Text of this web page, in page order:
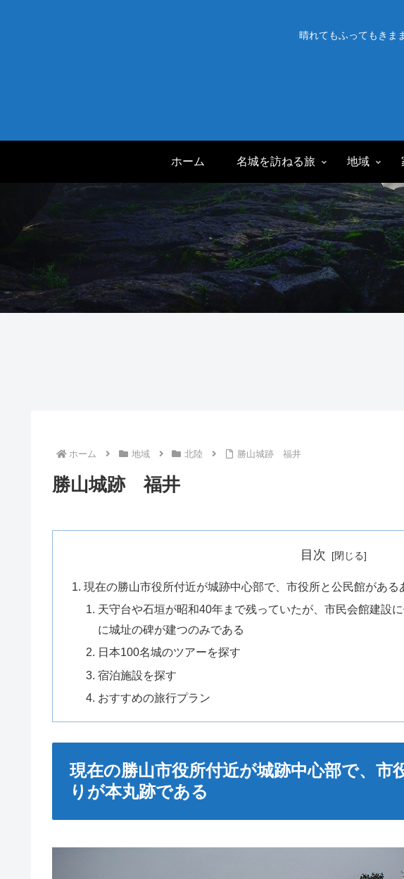
晴れてもふってもきま
ホーム 名城を訪ねる旅 地域
ホーム 地域 北陸 勝山城跡 福井
勝山城跡 福井
目次
現在の勝山市役所付近が城跡中心部で、市役所と公民館がある
天守台や石垣が昭和40年まで残っていたが、市民会館建設
に城址の碑が建つのみである
日本100名城のツアーを探す
宿泊施設を探す
おすすめの旅行プラン
現在の勝山市役所付近が城跡中心部で、市
りが本丸跡である